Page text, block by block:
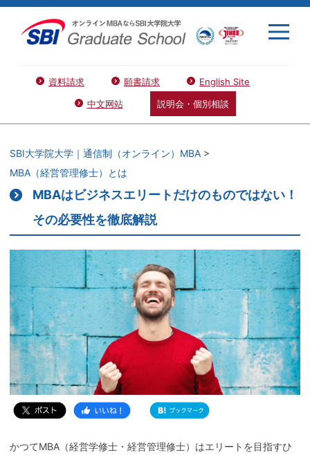
資料請求 願書請求
English Site
中文网站
説明会・個別相談
SBI大学院大学｜通信制（オンライン）MBA >
MBA（経営管理修士）とは
MBAはビジネスエリートだけのものではない！
その必要性を徹底解説
かつてMBA（経営学修士・経営管理修士）はエリートを目指すひ